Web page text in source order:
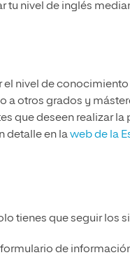
tu nivel de inglés
el nivel de
a otros grados y
que deseen realizar
detalle en laweb de la
tienes que seguir los
de